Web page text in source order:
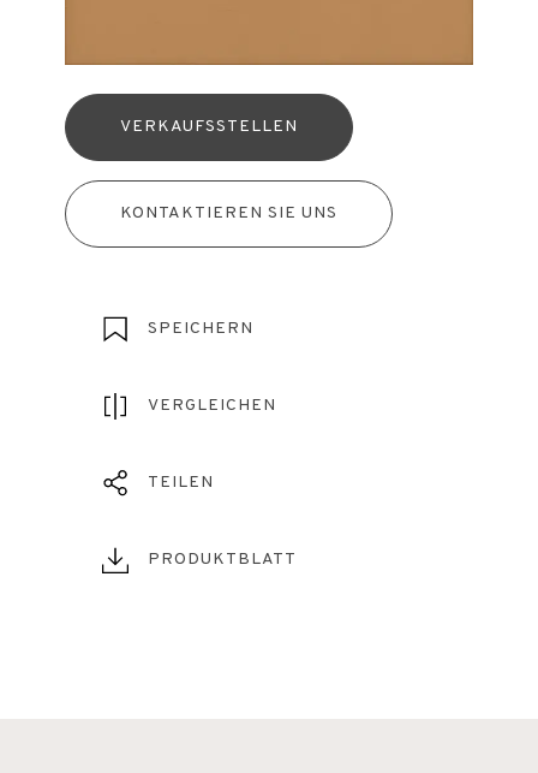
VERKAUFSSTELLEN
KONTAKTIEREN SIE UNS
SPEICHERN
VERGLEICHEN
TEILEN
PRODUKTBLATT